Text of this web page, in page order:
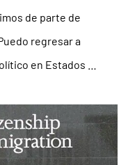
de parte de
regresar a
en Estados …